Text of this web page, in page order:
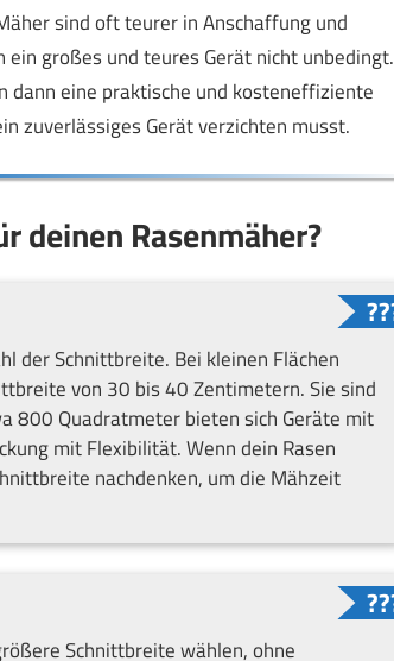
sind oft teurer in Anschaffung und
großes und teures Gerät nicht unbedingt.
eine praktische und kosteneffiziente
zuverlässiges Gerät verzichten musst.
deinen Rasenmäher?
der Schnittbreite. Bei kleinen Flächen
von 30 bis 40 Zentimetern. Sie sind
800 Quadratmeter bieten sich Geräte mit
mit Flexibilität. Wenn dein Rasen
nachdenken, um die Mähzeit
Schnittbreite wählen, ohne